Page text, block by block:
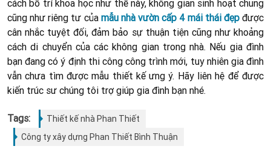
cách bố trí khoa học như thế này, không gian sinh hoạt chung
cũng như riêng tư của mẫu nhà vườn cấp 4 mái thái đẹpđược
cân nhắc tuyệt đối, đảm bảo sự thuận tiện cũng như khoảng
cách di chuyển của các không gian trong nhà. Nếu gia đình
bạn đang có ý định thi công công trình mới, tuy nhiên gia đình
vẫn chưa tìm được mẫu thiết kế ưng ý. Hãy liên hệ để được
kiến trúc sư chúng tôi trợ giúp gia đình bạn nhé.
Tags:
Thiết kế nhà Phan Thiết
Công ty xây dựng Phan Thiết Bình Thuận